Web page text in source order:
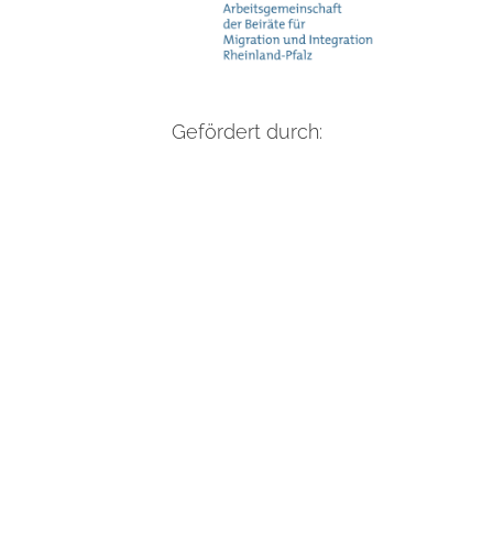
Gefördert durch: